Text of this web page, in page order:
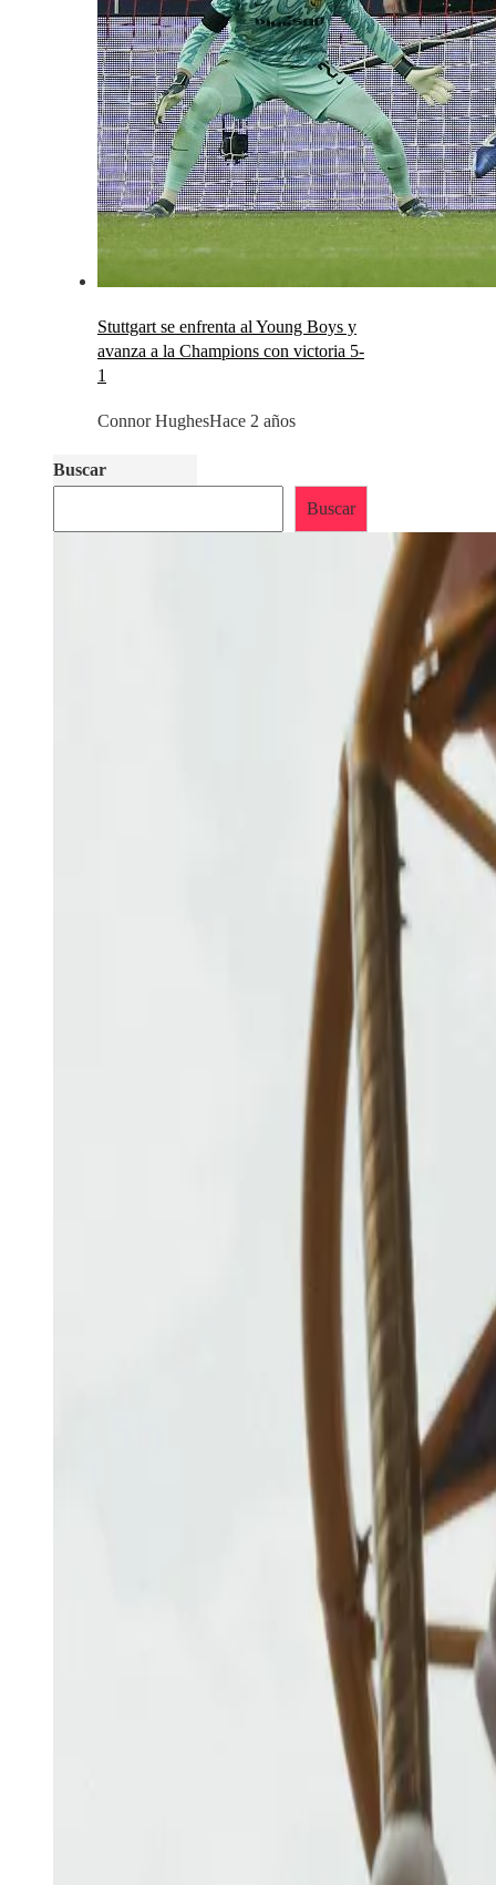
Stuttgart se enfrenta al Young Boys y
avanza a la Champions con victoria 5-
1
Connor HughesHace 2 años
Buscar
Buscar